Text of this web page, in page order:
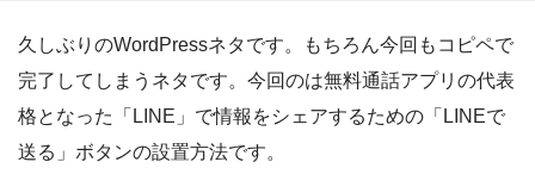
久しぶりのWordPressネタです。もちろん今回もコピペで
完了してしまうネタです。今回のは無料通話アプリの代表
格となった「LINE」で情報をシェアするための「LINEで
送る」ボタンの設置方法です。